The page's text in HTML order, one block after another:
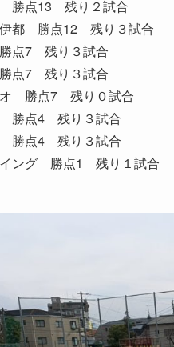
勝点13 残り２試合
都 勝点12 残り３試合
点7 残り３試合
点7 残り３試合
勝点7 残り０試合
勝点4 残り３試合
勝点4 残り３試合
ング 勝点1 残り１試合